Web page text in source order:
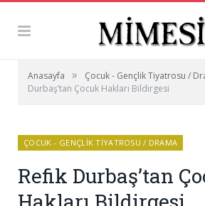
Anasayfa » Çocuk - Gençlik Tiyatrosu /
Durbaş’tan Çocuk Hakları Bildirgesi
ÇOCUK - GENÇLIK TIYATROSU / DRAMA
Refik Durbaş’tan